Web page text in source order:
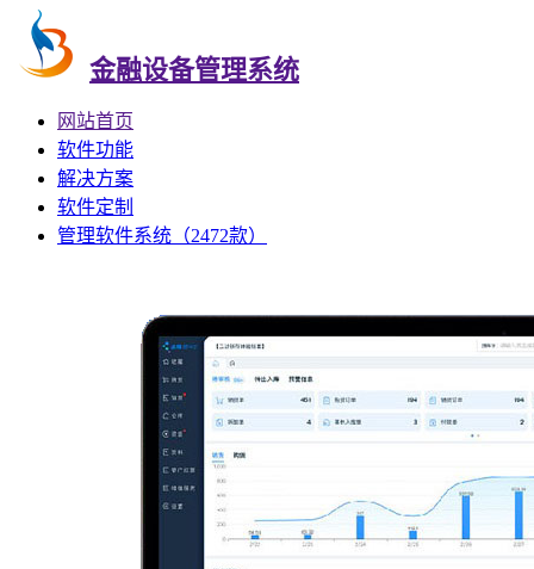
金融设备管理系统
网站首页
软件功能
解决方案
软件定制
管理软件系统（2472款）